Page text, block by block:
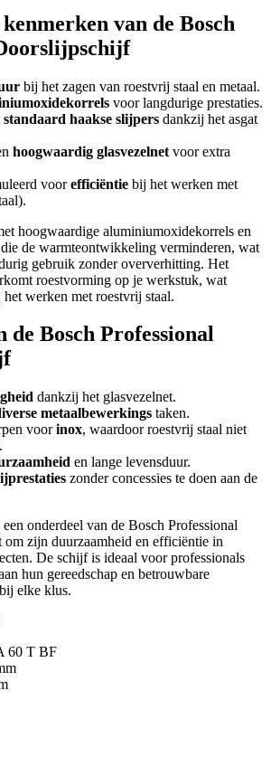
van de Bosch
bij het zagen van roestvrij staal en metaal.
voor langdurige prestaties.
standaard haakse slijpers dankzij het asgat
hoogwaardig glasvezelnet voor extra
voorefficiëntie bij het werken met
hoogwaardige aluminiumoxidekorrels en
de warmteontwikkeling verminderen, wat
gebruik zonder oververhitting. Het
roestvorming op je werkstuk, wat
werken met roestvrij staal.
de Bosch Professional
dankzij het glasvezelnet.
metaalbewerkings taken.
voorinox, waardoor roestvrij staal niet
en lange levensduur.
zonder concessies te doen aan de
onderdeel van de Bosch Professional
om zijn duurzaamheid en efficiëntie in
De schijf is ideaal voor professionals
hun gereedschap en betrouwbare
elke klus.
60 T BF